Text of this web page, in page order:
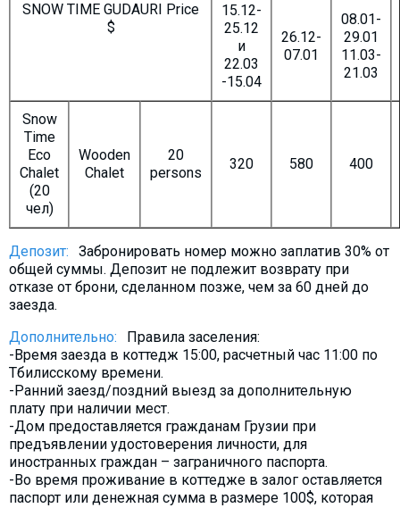
SNOW TIME GUDAURI Price
$
15.12-
25.12
и
22.03
-15.04
26.12-
07.01
08.01-
29.01
11.03-
21.03
Snow
Time
Eco
Chalet
(20
чел)
Wooden
Chalet
20
persons
320 580 400
Депозит:
Забронировать номер можно заплатив 30% от
общей суммы. Депозит не подлежит возврату при
отказе от брони, сделанном позже, чем за 60 дней до
заезда.
Дополнительно:
Правила заселения:
-Время заезда в коттедж 15:00, расчетный час 11:00 по
Тбилисскому времени.
-Ранний заезд/поздний выезд за дополнительную
плату при наличии мест.
-Дом предоставляется гражданам Грузии при
предъявлении удостоверения личности, для
иностранных граждан – заграничного паспорта.
-Во время проживание в коттедже в залог оставляется
паспорт или денежная сумма в размере 100$, которая